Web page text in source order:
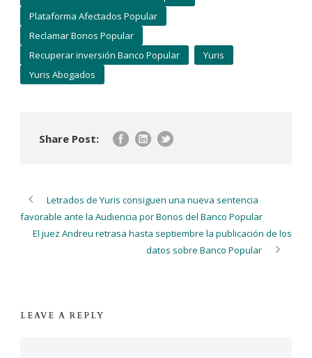
Plataforma Afectados Popular
Reclamar Bonos Popular
Recuperar inversión Banco Popular
Yuris
Yuris Abogados
Share Post:
Letrados de Yuris consiguen una nueva sentencia
favorable ante la Audiencia por Bonos del Banco Popular
El juez Andreu retrasa hasta septiembre la publicación de los
datos sobre Banco Popular
LEAVE A REPLY